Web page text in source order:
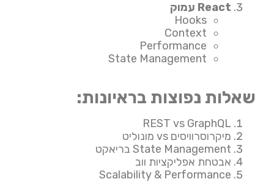
React עמוק
Hooks
Context
Performance
State Management
שאלות נפוצות בראיונות:
REST vs GraphQL
מיקרוסרוויסים vs מונוליט
State Management בריאקט
אבטחת אפליקציות ווב
Scalability & Performance